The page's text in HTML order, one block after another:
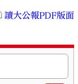
讀大公報PDF版面